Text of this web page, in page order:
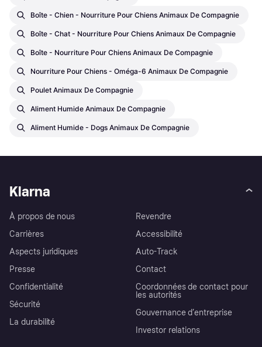
Boîte - Chien - Nourriture Pour Chiens Animaux De Compagnie
Boîte - Chat - Nourriture Pour Chiens Animaux De Compagnie
Boîte - Nourriture Pour Chiens Animaux De Compagnie
Nourriture Pour Chiens - Oméga-6 Animaux De Compagnie
Poulet Animaux De Compagnie
Aliment Humide Animaux De Compagnie
Aliment Humide - Dogs Animaux De Compagnie
Klarna
À propos de nous
Carrières
Aspects juridiques
Presse
Confidentialité
Sécurité
La durabilité
Revendre
Accessibilité
Auto-Track
Contact
Coordonnées de contact pour
les autorités
Gouvernance d’entreprise
Investor relations